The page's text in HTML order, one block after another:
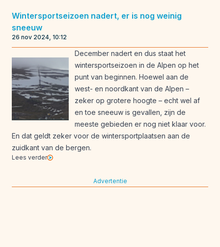
Wintersportseizoen nadert, er is nog weinig
sneeuw
26 nov 2024, 10:12
December nadert en dus staat het
wintersportseizoen in de Alpen op het
punt van beginnen. Hoewel aan de
west- en noordkant van de Alpen –
zeker op grotere hoogte – echt wel af
en toe sneeuw is gevallen, zijn de
meeste gebieden er nog niet klaar voor.
En dat geldt zeker voor de wintersportplaatsen aan de
zuidkant van de bergen.
Lees verder
Advertentie